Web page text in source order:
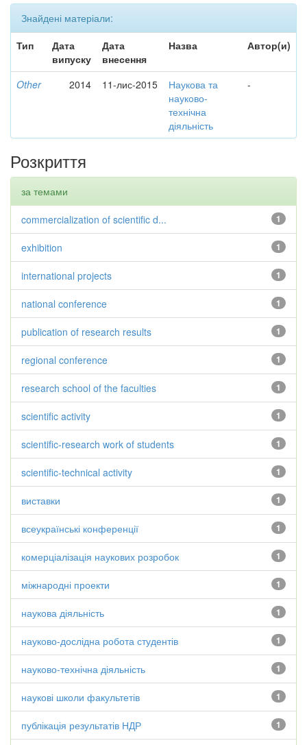
Знайдені матеріали:
Тип
Дата
випуску
Дата
внесення
Назва Автор(и)
Other 2014 11-лис-2015
Наукова та
науково-
технічна
діяльність
-
Розкриття
за темами
1
commercialization of scientific d...
1
exhibition
1
international projects
1
national conference
1
publication of research results
1
regional conference
1
research school of the faculties
1
scientific activity
1
scientific-research work of students
1
scientific-technical activity
1
виставки
1
всеукраїнські конференції
1
комерціалізація наукових розробок
1
міжнародні проекти
1
наукова діяльність
1
науково-дослідна робота студентів
1
науково-технічна діяльність
1
наукові школи факультетів
1
публікація результатів НДР